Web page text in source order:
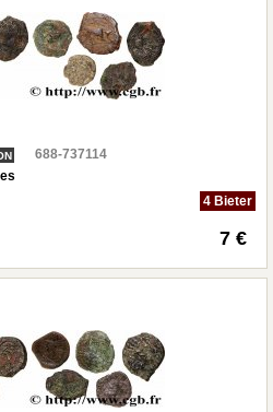
688-737114
4 Bieter
7 €